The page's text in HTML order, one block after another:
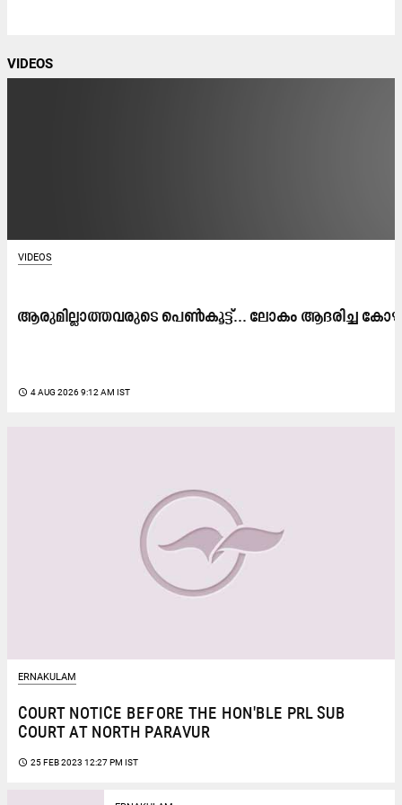
VIDEOS
VIDEOS
ആരുമില്ലാത്തവരുടെ പെൺകൂട്ട്... ലോകം ആദരിച്ച
access_time 4 AUG 2026 9:12 AM IST
ERNAKULAM
COURT NOTICE BEFORE THE HON'BLE PRL SUB
COURT AT NORTH PARAVUR
access_time 25 FEB 2023 12:27 PM IST